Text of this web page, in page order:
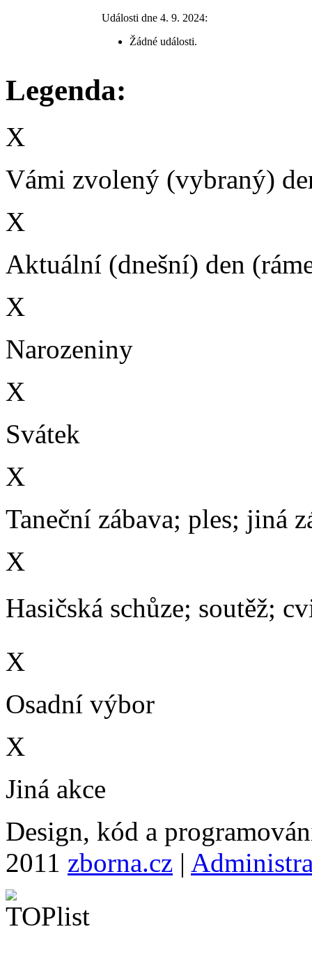
Události dne 4. 9. 2024:
Žádné události.
Legenda:
X
Vámi zvolený (vybraný)
X
Aktuální (dnešní) den
X
Narozeniny
X
Svátek
X
Taneční zábava; ples; jiná
X
Hasičská schůze; soutěž;
X
Osadní výbor
X
Jiná akce
Design, kód a
2011 zborna.cz |